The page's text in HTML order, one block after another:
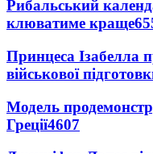
Рибальський
клюватиме краще
Принцеса Ізабелла
військової
Модель
Греції4607